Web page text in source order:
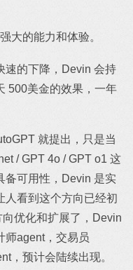
大的能力和体验。
速的下降，Devin 会持
500美金的效果，一年
就提出，只是当
/ GPT 4o / GPT o1 这
备可用性，Devin 是实
人看到这个方向已经初
优化和扩展了，Devin
师agent，交易员
，预计会陆续出现。